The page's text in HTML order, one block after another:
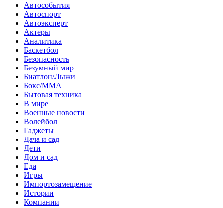
Автособытия
Автоспорт
Автоэксперт
Актеры
Аналитика
Баскетбол
Безопасность
Безумный мир
Биатлон/Лыжи
Бокс/MMA
Бытовая техника
В мире
Военные новости
Волейбол
Гаджеты
Дача и сад
Дети
Дом и сад
Еда
Игры
Импортозамещение
Истории
Компании